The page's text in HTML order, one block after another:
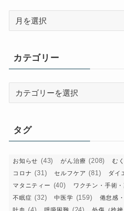
ブ
カテゴリー
ー
タグ
お知らせ (43) がん治療 (208) む
コロナ (31) セルフケア (81) ダイ
マタニティー (40) ワクチン・手術
不眠症 (32) 中医学 (159) 倦怠感